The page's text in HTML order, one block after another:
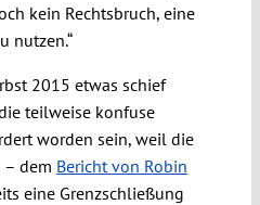
kein Rechtsbruch, eine
nutzen.“
2015 etwas schief
teilweise konfuse
worden sein, weil die
– dem Bericht von Robin
eine Grenzschließung